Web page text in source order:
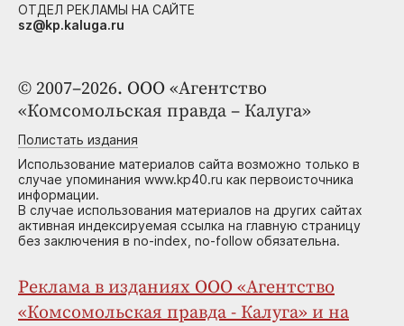
© 2007–2026. ООО «Агентство
«Комсомольская правда – Калуга»
Полистать издания
Использование материалов сайта возможно только в
случае упоминания www.kp40.ru как первоисточника
информации.
В случае использования материалов на других сайтах
активная индексируемая ссылка на главную страницу
без заключения в no-index, no-follow обязательна.
Реклама в изданиях ООО «Агентство
«Комсомольская правда - Калуга» и на
ОТДЕЛ РЕКЛАМЫ НА САЙТЕ
sz@kp.kaluga.ru